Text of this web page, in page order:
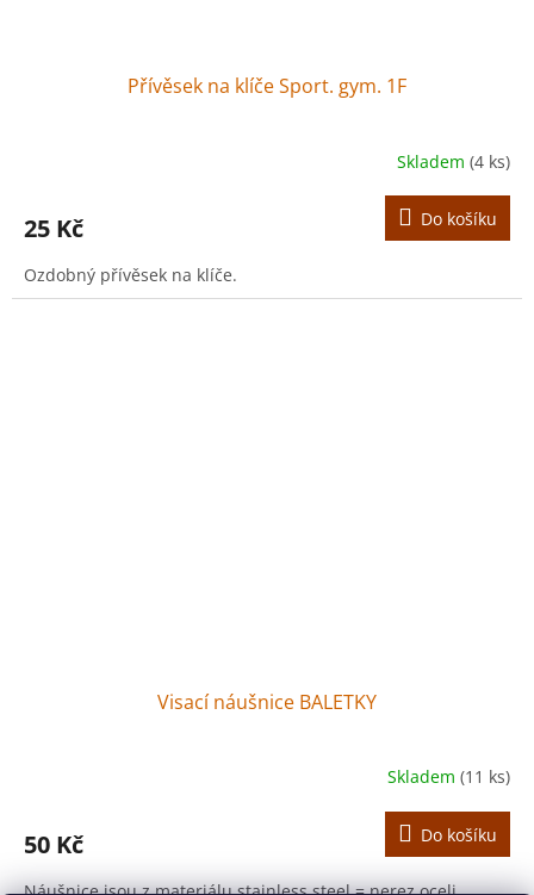
Přívěsek na klíče Sport. gym. 1F
Skladem (4 ks)
25 Kč Do košíku
Ozdobný přívěsek na klíče.
Visací náušnice BALETKY
Skladem (11 ks)
50 Kč Do košíku